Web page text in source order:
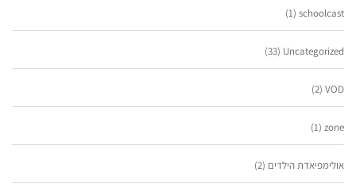
schoolcast
(1)
Uncategorized
(33)
VOD
(2)
zone
(1)
אולימפיאדת הילדים (2)